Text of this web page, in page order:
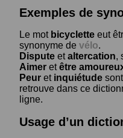
Exemples de
Le mot bicyclette eut
synonyme de vélo.
Dispute etaltercation,
Aimer etêtre
Peur et inquiétude
retrouve dans ce
ligne.
Usage d’un